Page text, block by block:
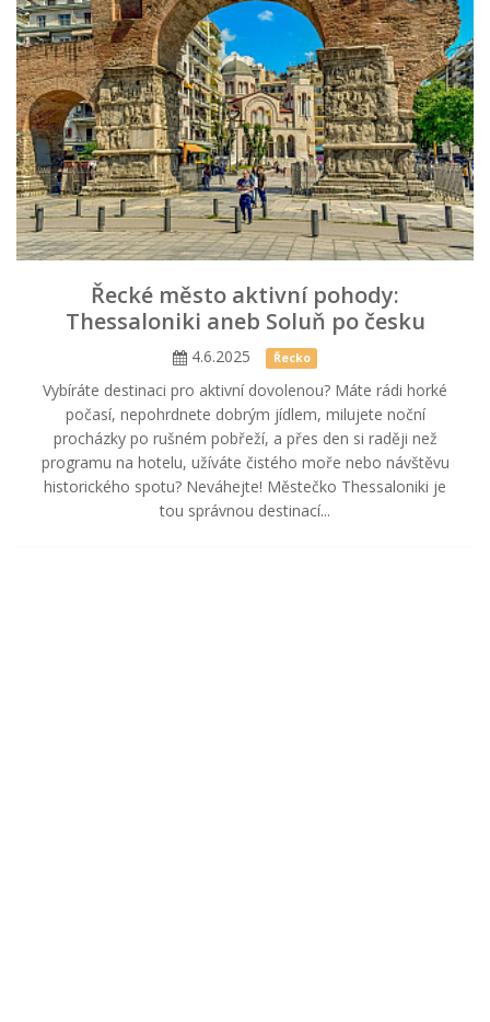
Řecké město aktivní pohody:
Thessaloniki aneb Soluň po česku
4.6.2025 Řecko
Vybíráte destinaci pro aktivní dovolenou? Máte rádi horké
počasí, nepohrdnete dobrým jídlem, milujete noční
procházky po rušném pobřeží, a přes den si raději než
programu na hotelu, užíváte čistého moře nebo návštěvu
historického spotu? Neváhejte! Městečko Thessaloniki je
tou správnou destinací...